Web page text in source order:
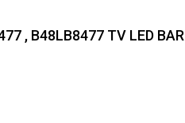
, B48LB8477 TV LED BAR